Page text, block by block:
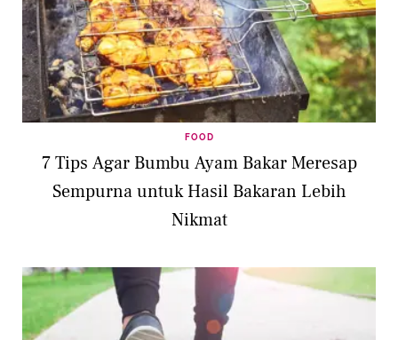
FOOD
7 Tips Agar Bumbu Ayam Bakar Meresap
Sempurna untuk Hasil Bakaran Lebih
Nikmat